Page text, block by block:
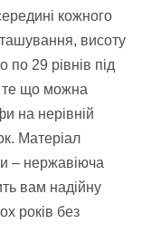
кожного
висоту
по 29 рівнів під
те що можна
на нерівній
Матеріал
– нержавіюча
вам надійну
років без